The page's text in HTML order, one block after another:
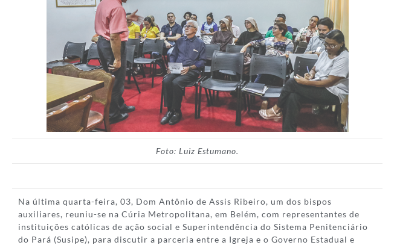
Foto: Luiz Estumano.
Na última quarta-feira, 03, Dom Antônio de Assis Ribeiro, um dos bispos
auxiliares, reuniu-se na Cúria Metropolitana, em Belém, com representantes de
instituições católicas de ação social e Superintendência do Sistema Penitenciário
do Pará (Susipe), para discutir a parceria entre a Igreja e o Governo Estadual e